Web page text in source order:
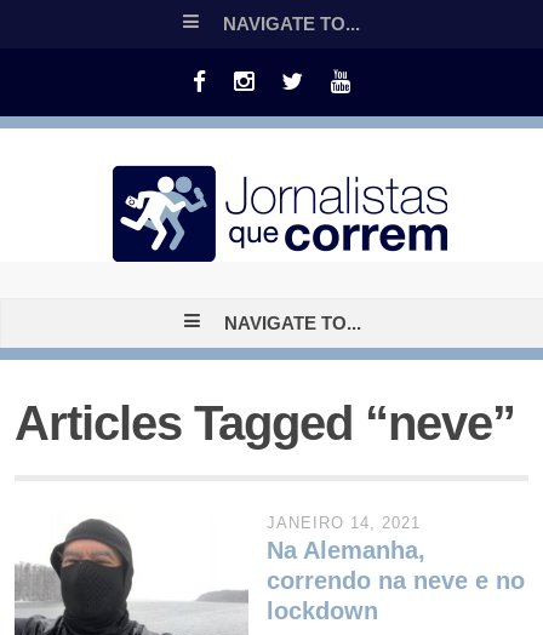
NAVIGATE TO...
NAVIGATE TO...
Articles Tagged “neve”
JANEIRO 14, 2021
Na Alemanha,
correndo na neve e no
lockdown